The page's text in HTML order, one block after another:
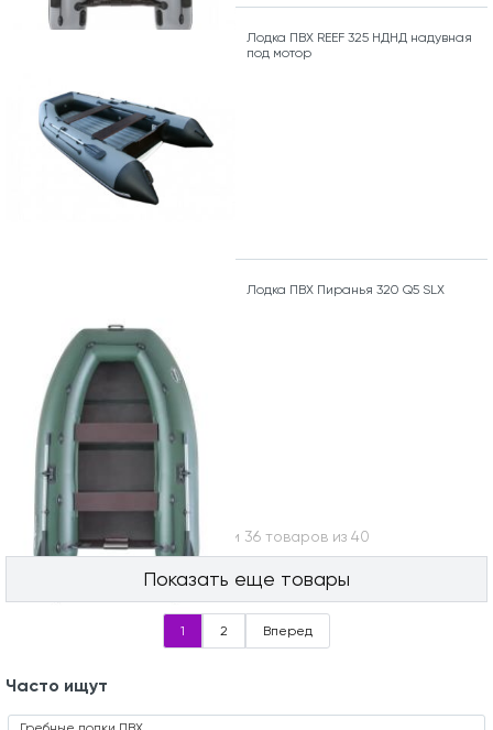
Лодка ПВХ REEF 325 НДНД надувная
под мотор
Лодка ПВХ Пиранья 320 Q5 SLХ
Вы посмотрели 36 товаров из 40
Показать еще товары
1 2 Вперед
Часто ищут